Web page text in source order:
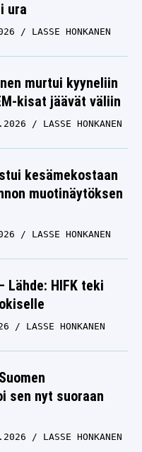
ura
LASSE HONKANEN
murtui kyyneliin
kisat jäävät väliin
LASSE HONKANEN
kesämekostaan
muotinäytöksen
LASSE HONKANEN
Lähde: HIFK teki
LASSE HONKANEN
sen nyt suoraan
LASSE HONKANEN